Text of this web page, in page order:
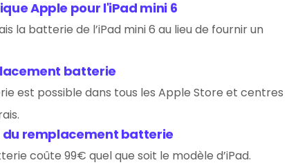
Apple pour l'iPad mini 6
la batterie de l’iPad mini 6 au lieu de fournir un
batterie
est possible dans tous les Apple Store et centres
remplacement batterie
coûte 99€ quel que soit le modèle d’iPad.